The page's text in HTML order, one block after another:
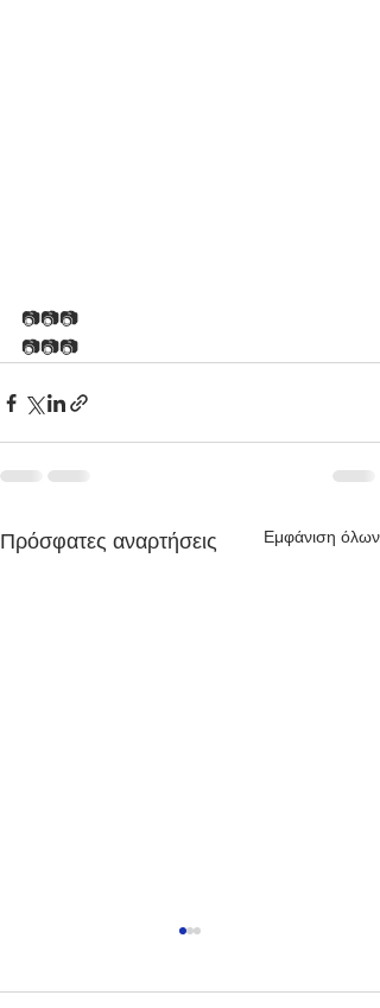
📷📷📷
📷📷📷
Πρόσφατες αναρτήσεις Εμφάνιση όλων